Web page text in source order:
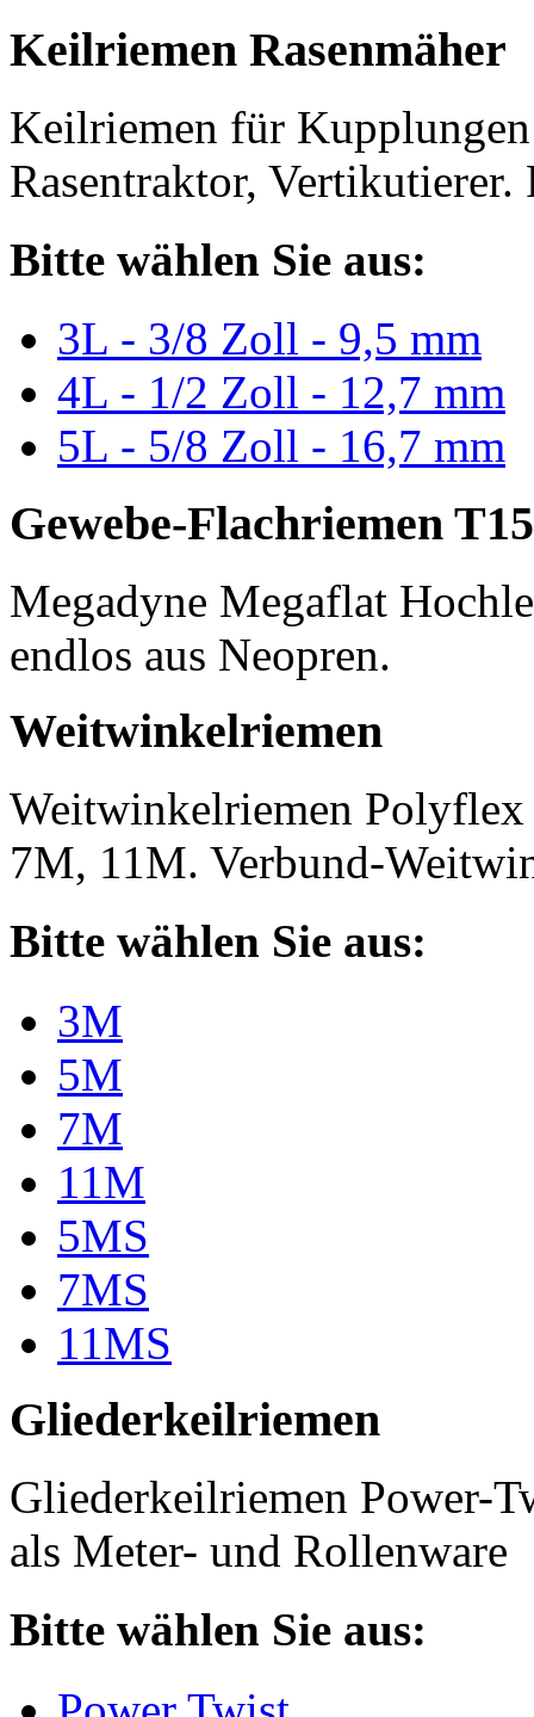
Keilriemen Rasenmäher
Keilriemen für Kupplungen
Rasentraktor,
Bitte wählen Sie aus:
3L - 3/8 Zoll - 9,5 mm
4L - 1/2 Zoll - 12,7 mm
5L - 5/8 Zoll - 16,7 mm
Gewebe-Flachriemen
Megadyne Megaflat
endlos aus Neopren.
Weitwinkelriemen
Weitwinkelriemen
7M, 11M. Verbund-
Bitte wählen Sie aus:
3M
5M
7M
11M
5MS
7MS
11MS
Gliederkeilriemen
Gliederkeilriemen Power-
als Meter- und Rollenware
Bitte wählen Sie aus: